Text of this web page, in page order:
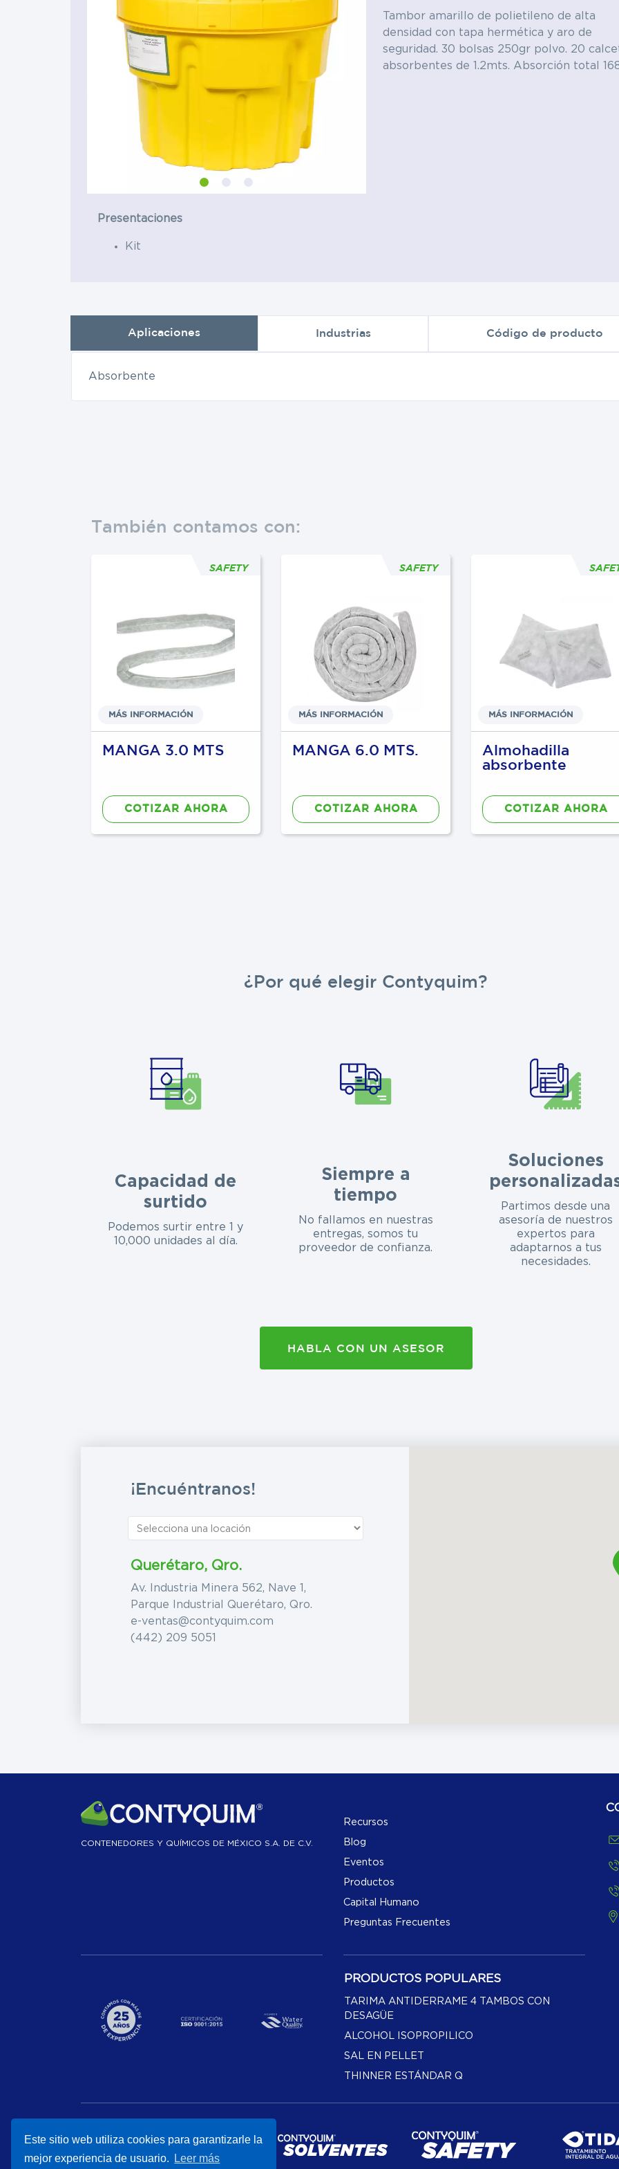
Este sitio web utiliza cookies para garantizarle la
mejor experiencia de usuario.
Leer más
Eléctrica y electrónica Textil
Tambor amarillo de polietileno de alta
densidad con tapa hermética y aro de
seguridad. 30 bolsas 250gr polvo. 20
absorbentes de 1.2mts. Absorción total
Presentaciones
Kit
Aplicaciones Industrias Código de producto
Absorbente
También contamos con:
SAFETY
MÁS INFORMACIÓN
MANGA 3.0 MTS
COTIZAR AHORA
SAFETY
MÁS INFORMACIÓN
MANGA 6.0 MTS.
COTIZAR AHORA
MÁS INFORMACIÓN
Almohadilla
absorbente
COTIZAR AHORA
¿Por qué elegir Contyquim?
Capacidad de
surtido
Podemos surtir entre 1 y
10,000 unidades al día.
Siempre a
tiempo
No fallamos en nuestras
entregas, somos tu
proveedor de confianza.
Soluciones
Partimos desde una
asesoría de nuestros
expertos para
adaptarnos a tus
necesidades.
HABLA CON UN ASESOR
¡Encuéntranos!
Querétaro, Qro.
Av. Industria Minera 562, Nave 1,
Parque Industrial Querétaro, Qro.
e-ventas@contyquim.com
(442) 209 5051
CONTENEDORES Y QUÍMICOS DE MÉXICO S.A. DE C.V.
Recursos
Blog
Eventos
Productos
Capital Humano
Preguntas Frecuentes
PRODUCTOS POPULARES
TARIMA ANTIDERRAME 4 TAMBOS CON
DESAGÜE
ALCOHOL ISOPROPILICO
SAL EN PELLET
THINNER ESTÁNDAR Q